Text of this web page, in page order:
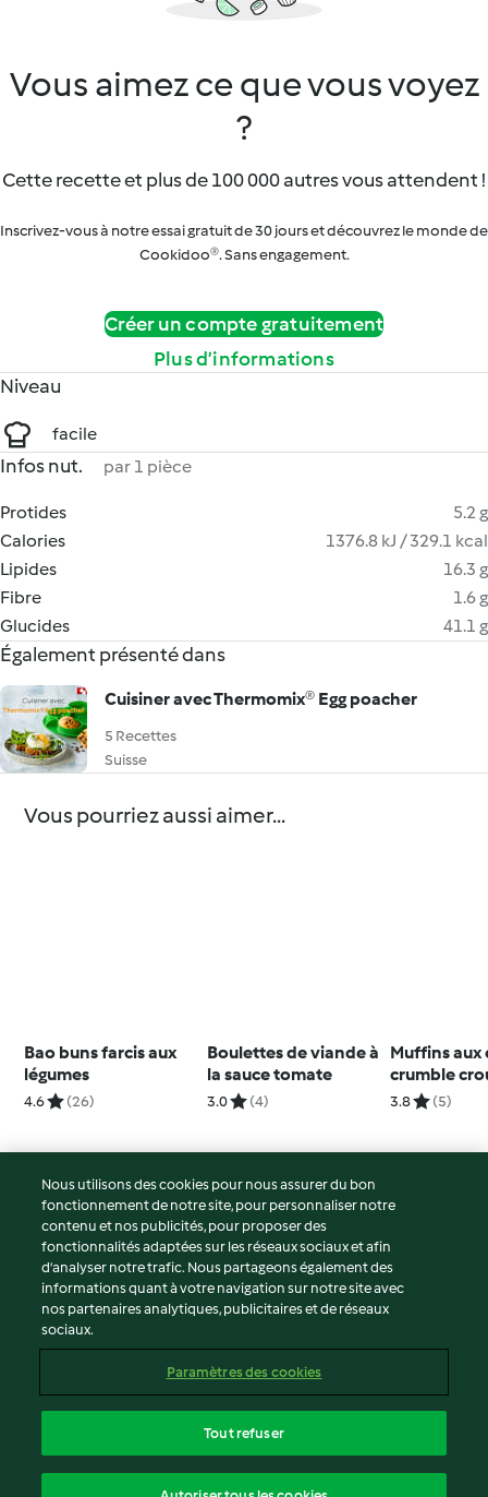
Vous aimez ce que vous voyez
?
Cette recette et plus de 100 000 autres vous attendent !
Inscrivez-vous à notre essai gratuit de 30 jours et découvrez le monde de
Cookidoo®. Sans engagement.
Créer un compte gratuitement
Plus d’informations
Niveau
facile
Infos nut. par 1 pièce
Protides
5.2 g
Calories
1376.8 kJ / 329.1 kcal
Lipides
16.3 g
Fibre
1.6 g
Glucides
41.1 g
Également présenté dans
Cuisiner avec Thermomix® Egg poacher
5 Recettes
Suisse
Vous pourriez aussi aimer...
Bao buns farcis aux
légumes
4.6 (26)
Boulettes de viande à
la sauce tomate
3.0 (4)
Muffins aux
crumble
3.8 (5)
© Copyright 2026
Conditions d'utilisation
Politique de confidentialité
Non-responsabilité
Mentions légales
Contenu du rapport
Déclaration d'accessibilité
Nous utilisons des cookies pour nous assurer du bon
fonctionnement de notre site, pour personnaliser notre
contenu et nos publicités, pour proposer des
fonctionnalités adaptées sur les réseaux sociaux et afin
d’analyser notre trafic. Nous partageons également des
informations quant à votre navigation sur notre site avec
nos partenaires analytiques, publicitaires et de réseaux
sociaux.
Paramètres des cookies
Tout refuser